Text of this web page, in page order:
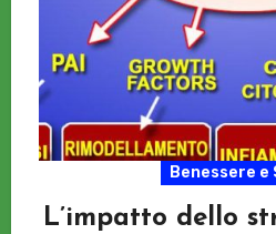
Benessere e
L’impatto dello